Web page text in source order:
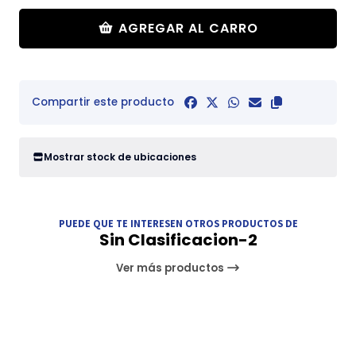
AGREGAR AL CARRO
Compartir este producto
Mostrar stock de ubicaciones
PUEDE QUE TE INTERESEN OTROS PRODUCTOS DE
Sin Clasificacion-2
Ver más productos